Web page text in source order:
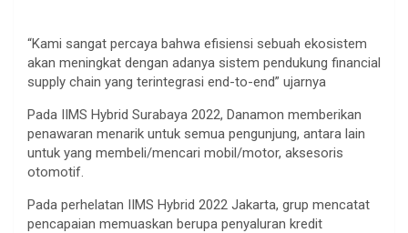
“Kami sangat percaya bahwa efisiensi sebuah ekosistem
akan meningkat dengan adanya sistem pendukung financial
supply chain yang terintegrasi end-to-end” ujarnya
Pada IIMS Hybrid Surabaya 2022, Danamon memberikan
penawaran menarik untuk semua pengunjung, antara lain
untuk yang membeli/mencari mobil/motor, aksesoris
otomotif.
Pada perhelatan IIMS Hybrid 2022 Jakarta, grup mencatat
pencapaian memuaskan berupa penyaluran kredit